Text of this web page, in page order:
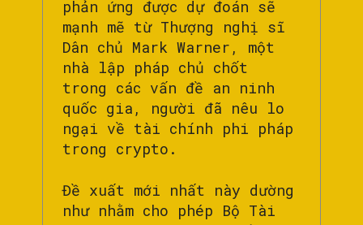
phản ứng được dự đoán sẽ
mạnh mẽ từ Thượng nghị sĩ
Dân chủ Mark Warner, một
nhà lập pháp chủ chốt
trong các vấn đề an ninh
quốc gia, người đã nêu lo
ngại về tài chính phi pháp
trong crypto.
Đề xuất mới nhất này dường
như nhằm cho phép Bộ Tài